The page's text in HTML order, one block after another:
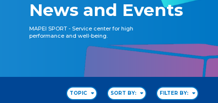
News and Events
MAPEI SPORT - Service center for high
performance and well-being.
TOPIC SORT BY: FILTER BY: